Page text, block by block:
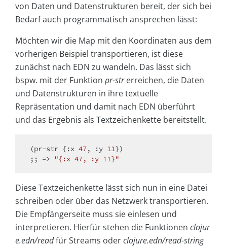
von Daten und Datenstrukturen bereit, der sich bei
Bedarf auch programmatisch ansprechen lässt:
Möchten wir die Map mit den Koordinaten aus dem
vorherigen Beispiel transportieren, ist diese
zunächst nach EDN zu wandeln. Das lässt sich
bspw. mit der Funktion pr-strerreichen, die Daten
und Datenstrukturen in ihre textuelle
Repräsentation und damit nach EDN überführt
und das Ergebnis als Textzeichenkette bereitstellt.
(pr-str {:x 47, :y 11})
;; => "{:x 47, :y 11}"
Diese Textzeichenkette lässt sich nun in eine Datei
schreiben oder über das Netzwerk transportieren.
Die Empfängerseite muss sie einlesen und
interpretieren. Hierfür stehen die Funktionen clojur
e.edn/readfür Streams oderclojure.edn/read-string